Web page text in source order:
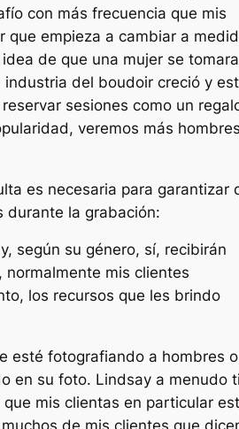
con más frecuencia que mis
que empieza a cambiar a
de que una mujer se tomara
del boudoir creció y
sesiones como un
veremos más hombres
es necesaria para garantizar
durante la grabación:
según su género, sí, recibirán
mis clientes
los recursos que les brindo
esté fotografiando a hombres o
en su foto. Lindsay a menudo
mis clientas en particular